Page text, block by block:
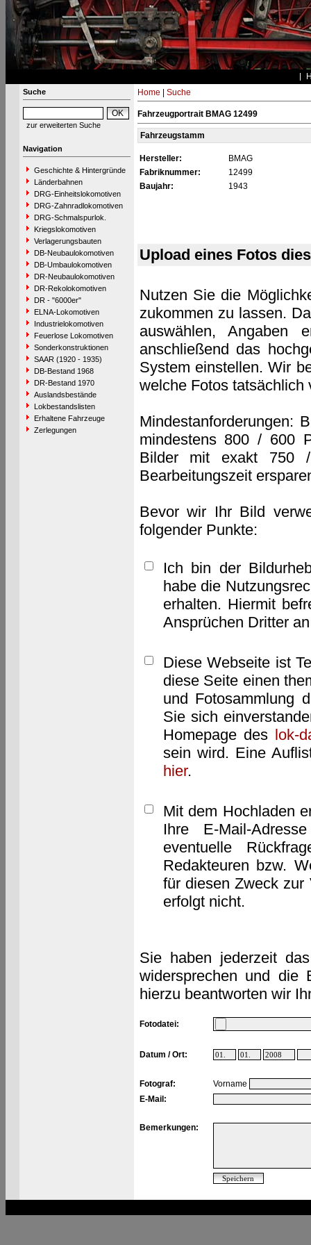
Suche
zur erweiterten Suche
Navigation
Geschichte & Hintergründe
Länderbahnen
DRG-Einheitslokomotiven
DRG-Zahnradlokomotiven
DRG-Schmalspurlok.
Kriegslokomotiven
Verlagerungsbauten
DB-Neubaulokomotiven
DB-Umbaulokomotiven
DR-Neubaulokomotiven
DR-Rekolokomotiven
DR - "6000er"
ELNA-Lokomotiven
Industrielokomotiven
Feuerlose Lokomotiven
Sonderkonstruktionen
SAAR (1920 - 1935)
DB-Bestand 1968
DR-Bestand 1970
Auslandsbestände
Lokbestandslisten
Erhaltene Fahrzeuge
Zerlegungen
Home Suche
Fahrzeugportrait BMAG 12499
Fahrzeugstamm
Hersteller:
BMAG
Fabriknummer:
12499
Baujahr:
1943
Upload eines Fotos
Nutzen Sie die
zukommen zu lassen.
auswählen, Angaben
anschließend das
System einstellen. Wir
welche Fotos tatsächlich
Mindestanforderungen:
mindestens 800 / 600
Bilder mit exakt 750
Bearbeitungszeit
Bevor wir Ihr Bild
folgender Punkte:
Ich bin der
habe die
erhalten. Hiermit
Ansprüchen Dritter
Diese Webseite ist
diese Seite einen
und Fotosammlung
Sie sich
Homepage des lok-
sein wird. Eine
hier.
Mit dem Hochladen
Ihre E-Mail-
eventuelle
Redakteuren bzw.
für diesen Zweck zur
erfolgt nicht.
Sie haben jederzeit
widersprechen und die
hierzu beantworten wir
Fotodatei:
Datum / Ort:
Fotograf:
Vorname
E-Mail:
Bemerkungen: